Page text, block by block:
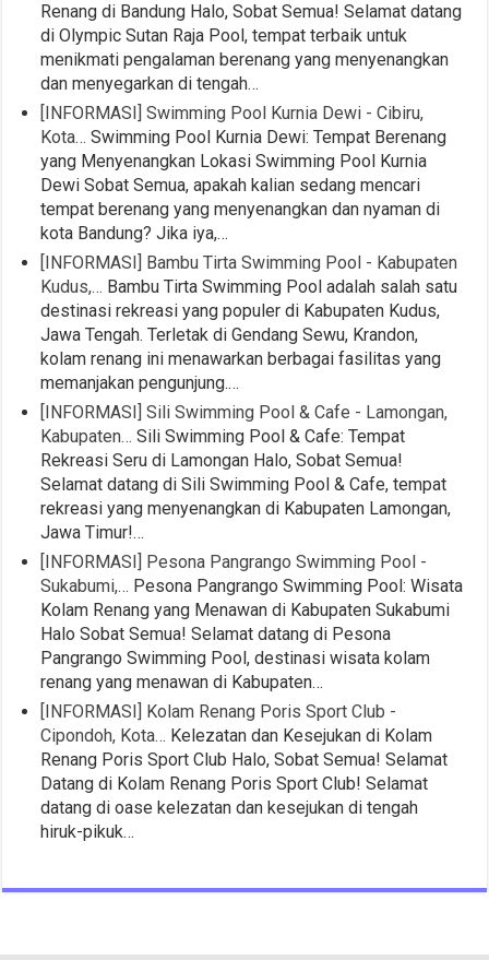
Renang di Bandung Halo, Sobat Semua! Selamat datang
di Olympic Sutan Raja Pool, tempat terbaik untuk
menikmati pengalaman berenang yang menyenangkan
dan menyegarkan di tengah…
[INFORMASI] Swimming Pool Kurnia Dewi - Cibiru,
Kota… Swimming Pool Kurnia Dewi: Tempat Berenang
yang Menyenangkan Lokasi Swimming Pool Kurnia
Dewi Sobat Semua, apakah kalian sedang mencari
tempat berenang yang menyenangkan dan nyaman di
kota Bandung? Jika iya,…
[INFORMASI] Bambu Tirta Swimming Pool - Kabupaten
Kudus,… Bambu Tirta Swimming Pool adalah salah satu
destinasi rekreasi yang populer di Kabupaten Kudus,
Jawa Tengah. Terletak di Gendang Sewu, Krandon,
kolam renang ini menawarkan berbagai fasilitas yang
memanjakan pengunjung.…
[INFORMASI] Sili Swimming Pool & Cafe - Lamongan,
Kabupaten… Sili Swimming Pool & Cafe: Tempat
Rekreasi Seru di Lamongan Halo, Sobat Semua!
Selamat datang di Sili Swimming Pool & Cafe, tempat
rekreasi yang menyenangkan di Kabupaten Lamongan,
Jawa Timur!…
[INFORMASI] Pesona Pangrango Swimming Pool -
Sukabumi,… Pesona Pangrango Swimming Pool: Wisata
Kolam Renang yang Menawan di Kabupaten Sukabumi
Halo Sobat Semua! Selamat datang di Pesona
Pangrango Swimming Pool, destinasi wisata kolam
renang yang menawan di Kabupaten…
[INFORMASI] Kolam Renang Poris Sport Club -
Cipondoh, Kota… Kelezatan dan Kesejukan di Kolam
Renang Poris Sport Club Halo, Sobat Semua! Selamat
Datang di Kolam Renang Poris Sport Club! Selamat
datang di oase kelezatan dan kesejukan di tengah
hiruk-pikuk…